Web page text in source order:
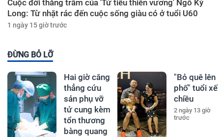
Cuộc đời thăng trầm của 'Tứ tiểu thiên vương' Ngô Kỳ
Long: Từ nhặt rác đến cuộc sống giàu có ở tuổi U60
1 ngày 15 giờ trước
ĐỪNG BỎ LỠ
Hai giờ căng
thẳng cứu
sản phụ vỡ
tử cung kèm
tổn thương
bàng quang
"Bỏ quê lên
phố" tuổi xế
chiều
2 ngày 13 giờ
trước